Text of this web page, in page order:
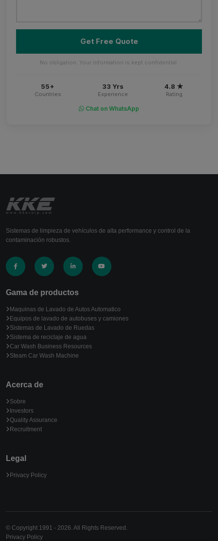
Get Free Quote
No obligation. Your information is kept confidential.
55+
Countries
33 Yrs
Experience
4.8 ★
Rating
Chat on WhatsApp
Sistemas de limpieza de vehículos de alta performance y control de la
contaminación robustos.
Gama de productos
Maquinas de Lavado de Autos Automatico
Equipos de lavado de autobuses y camiones
Sistemas de Lavado de Ruedas
Sistema de reciclaje de agua
Car Wash Business Resources
Steam Car Wash Machine
Acerca de
Sobre
Investors
Quality Assurance
Recruitment
Legal
Privacy Policy
© Copyright 1991 - 2026. All Rights Reserved.
Privacy Policy